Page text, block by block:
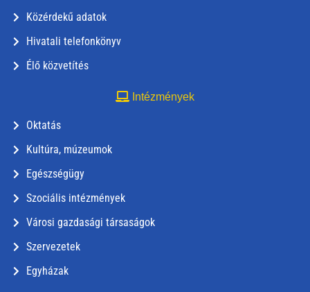
Közérdekű adatok
Hivatali telefonkönyv
Élő közvetítés
Intézmények
Oktatás
Kultúra, múzeumok
Egészségügy
Szociális intézmények
Városi gazdasági társaságok
Szervezetek
Egyházak